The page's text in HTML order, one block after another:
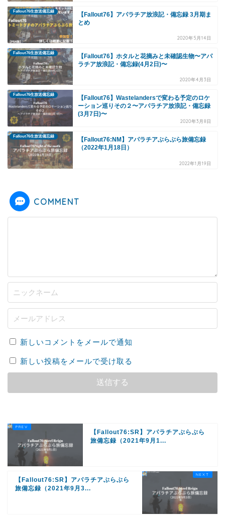
Fallout76生放送備忘録
【Fallout76】アパラチア放浪記・備忘録 3月期ま
とめ
2020年5月14日
Fallout76生放送備忘録
【Fallout76】ホタルと花摘みと未確認生物〜アパ
ラチア放浪記・備忘録(4月2日)〜
2020年4月3日
Fallout76生放送備忘録
【Fallout76】Wastelandersで変わる予定のロケ
ーション巡りその２〜アパラチア放浪記・備忘録
(3月7日)〜
2020年3月8日
Fallout76生放送備忘録
【Fallout76:NM】アパラチアぶらぶら旅備忘録
（2022年1月18日）
2022年1月19日
COMMENT
新しいコメントをメールで通知
新しい投稿をメールで受け取る
【Fallout76:SR】アパラチアぶらぶら
旅備忘録（2021年9月1...
【Fallout76:SR】アパラチアぶらぶら
旅備忘録（2021年9月3...